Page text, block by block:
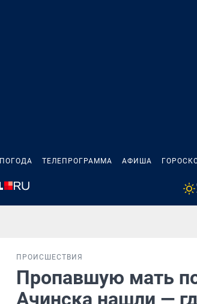
ПОГОДА ТЕЛЕПРОГРАММА АФИША
ПРОИСШЕСТВИЯ
Пропавшую мать
Ачинска нашли —